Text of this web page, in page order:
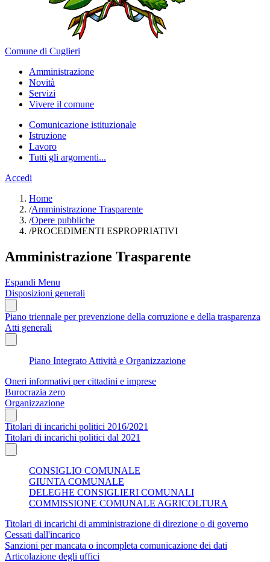
Comune di Cuglieri
Amministrazione
Novità
Servizi
Vivere il comune
Comunicazione istituzionale
Istruzione
Lavoro
Tutti gli argomenti...
Accedi
Home
/Amministrazione Trasparente
/Opere pubbliche
/PROCEDIMENTI ESPROPRIATIVI
Amministrazione Trasparente
Espandi Menu
Disposizioni generali
Piano triennale per prevenzione della corruzione e della trasparenza
Atti generali
Piano Integrato Attività e Organizzazione
Oneri informativi per cittadini e imprese
Burocrazia zero
Organizzazione
Titolari di incarichi politici 2016/2021
Titolari di incarichi politici dal 2021
CONSIGLIO COMUNALE
GIUNTA COMUNALE
DELEGHE CONSIGLIERI COMUNALI
COMMISSIONE COMUNALE AGRICOLTURA
Titolari di incarichi di amministrazione di direzione o di governo
Cessati dall'incarico
Sanzioni per mancata o incompleta comunicazione dei dati
Articolazione degli uffici